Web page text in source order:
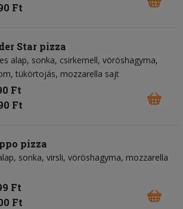
Ft
Star pizza
alap sonka csirkemell vöröshagyma
tükörtojás mozzarella sajt
Ft
Ft
pizza
sonka virsli vöröshagyma mozzarella
Ft
Ft